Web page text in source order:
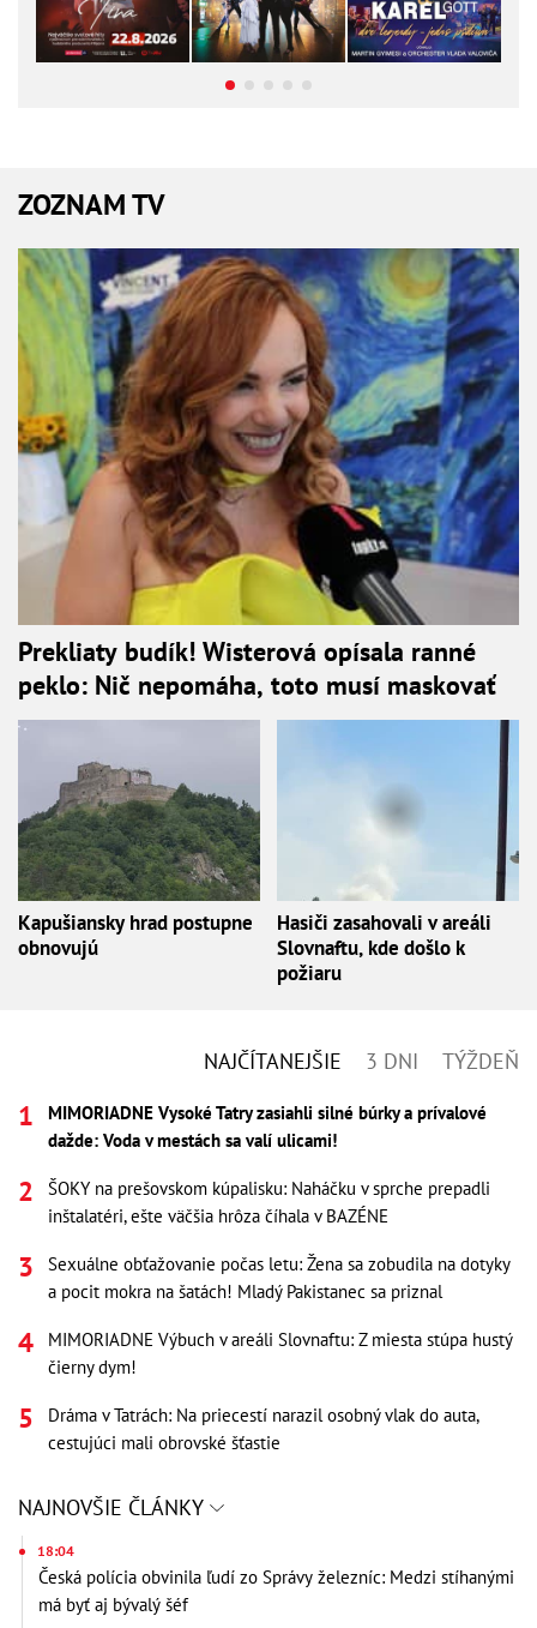
ZOZNAM TV
Prekliaty budík! Wisterová opísala ranné
peklo: Nič nepomáha, toto musí maskovať
Kapušiansky hrad postupne
obnovujú
Hasiči zasahovali v areáli
Slovnaftu, kde došlo k
požiaru
NAJČÍTANEJŠIE 3 DNI TÝŽDEŇ
MIMORIADNE Vysoké Tatry zasiahli silné búrky a prívalové
dažde: Voda v mestách sa valí ulicami!
ŠOKY na prešovskom kúpalisku: Naháčku v sprche prepadli
inštalatéri, ešte väčšia hrôza číhala v BAZÉNE
Sexuálne obťažovanie počas letu: Žena sa zobudila na dotyky
a pocit mokra na šatách! Mladý Pakistanec sa priznal
MIMORIADNE Výbuch v areáli Slovnaftu: Z miesta stúpa hustý
čierny dym!
Dráma v Tatrách: Na priecestí narazil osobný vlak do auta,
cestujúci mali obrovské šťastie
NAJNOVŠIE ČLÁNKY
18:04
Česká polícia obvinila ľudí zo Správy železníc: Medzi stíhanými
má byť aj bývalý šéf